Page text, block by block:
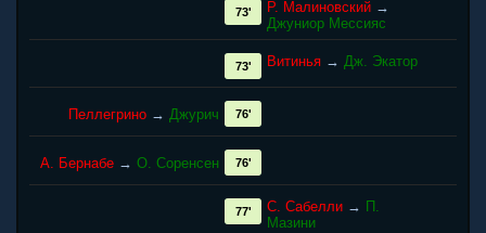
Р. Малиновский →
Джуниор Мессияс
73'
Витинья → Дж. Экатор
73'
Пеллегрино → Джурич 76'
А. Бернабе → О. Соренсен 76'
С. Сабелли → П.
Мазини
77'